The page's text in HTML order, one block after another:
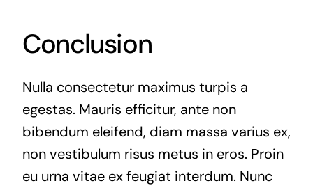
Conclusion
Nulla consectetur maximus turpis a
egestas. Mauris efficitur, ante non
bibendum eleifend, diam massa varius ex,
non vestibulum risus metus in eros. Proin
eu urna vitae ex feugiat interdum. Nunc